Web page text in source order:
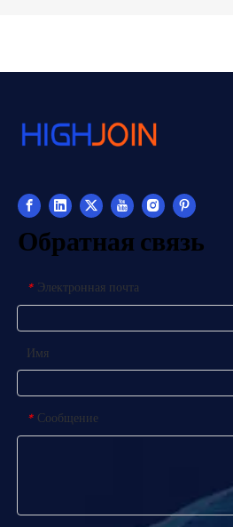
Обратная связь
* Электронная почта
Имя
* Сообщение